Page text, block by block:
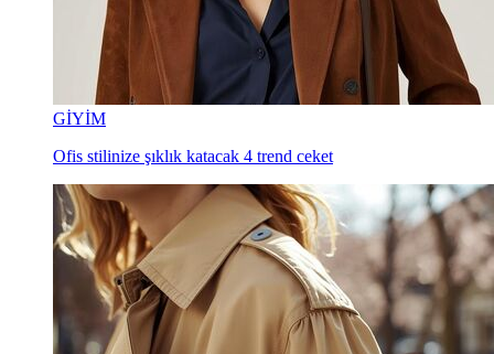
GİYİM
Ofis stilinize şıklık katacak 4 trend ceket